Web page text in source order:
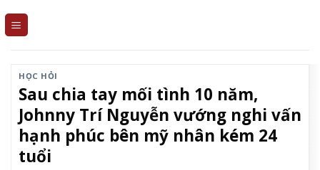
HỌC HỎI
Sau chia tay mối tình 10 năm,
Johnny Trí Nguyễn vướng nghi vấn
hạnh phúc bên mỹ nhân kém 24
tuổi